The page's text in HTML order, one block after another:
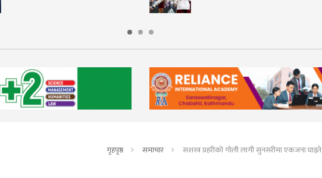
गृहपृष्ठ समाचार सशस्त्र प्रहरीको गोली लागी सुनसरीमा एकजना घाइते